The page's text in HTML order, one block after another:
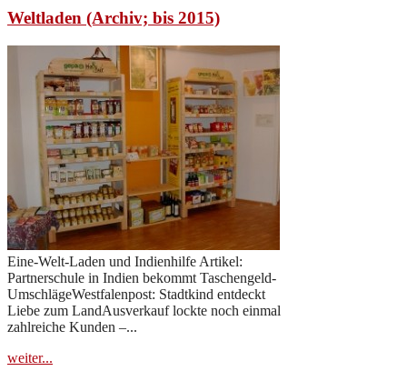
Weltladen (Archiv; bis 2015)
Eine-Welt-Laden und Indienhilfe Artikel:
Partnerschule in Indien bekommt Taschengeld-
UmschlägeWestfalenpost: Stadtkind entdeckt
Liebe zum LandAusverkauf lockte noch einmal
zahlreiche Kunden –...
weiter...